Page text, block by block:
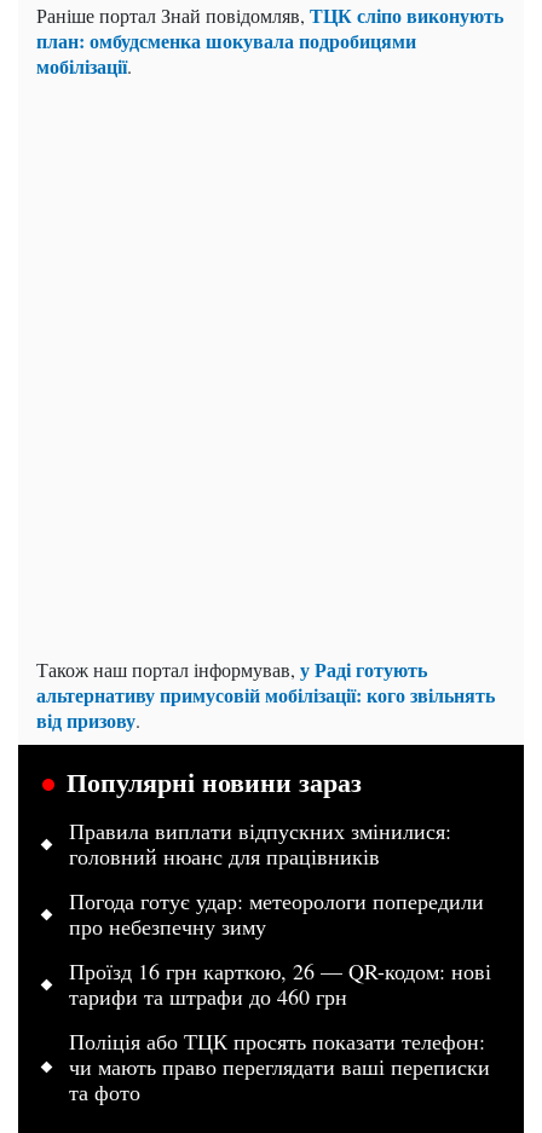
Раніше портал Знай повідомляв, ТЦК сліпо виконують
план: омбудсменка шокувала подробицями
мобілізації.
Також наш портал інформував, у Раді готують
альтернативу примусовій мобілізації: кого звільнять
від призову.
Популярні новини зараз
Правила виплати відпускних змінилися:
головний нюанс для працівників
Погода готує удар: метеорологи попередили
про небезпечну зиму
Проїзд 16 грн карткою, 26 — QR-кодом: нові
тарифи та штрафи до 460 грн
Поліція або ТЦК просять показати телефон:
чи мають право переглядати ваші переписки
та фото